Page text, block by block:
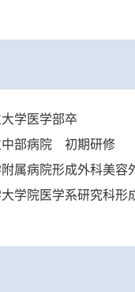
学医学部卒
部病院 初期研修
属病院形成外科美容
学院医学系研究科